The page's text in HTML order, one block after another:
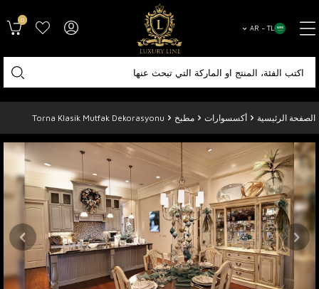
AR − TL
0
الصفحة الرئيسية أكسسوارات مطبخ Torna Klasik Mutfak Dekorasyonu